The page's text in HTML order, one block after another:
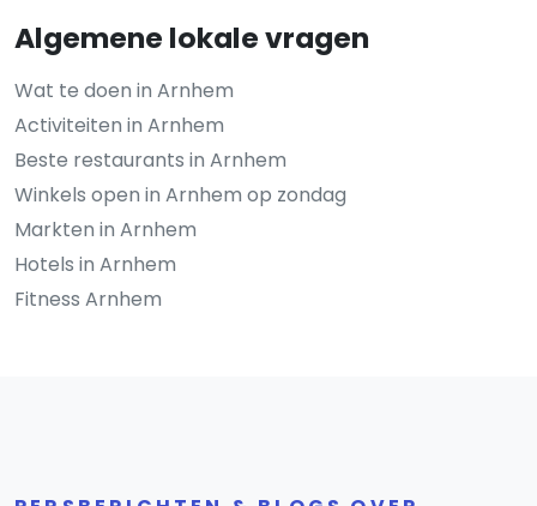
Algemene lokale vragen
Wat te doen in Arnhem
Activiteiten in Arnhem
Beste restaurants in Arnhem
Winkels open in Arnhem op zondag
Markten in Arnhem
Hotels in Arnhem
Fitness Arnhem